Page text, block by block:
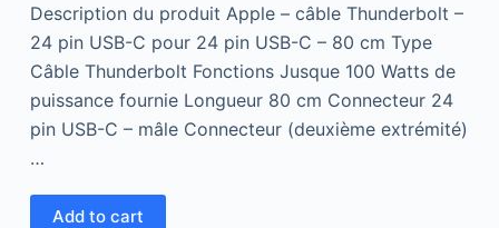
o
f
5
Description du produit Apple – câble Thunderbolt –
24 pin USB-C pour 24 pin USB-C – 80 cm Type
Câble Thunderbolt Fonctions Jusque 100 Watts de
puissance fournie Longueur 80 cm Connecteur 24
pin USB-C – mâle Connecteur (deuxième extrémité)
…
Add to cart